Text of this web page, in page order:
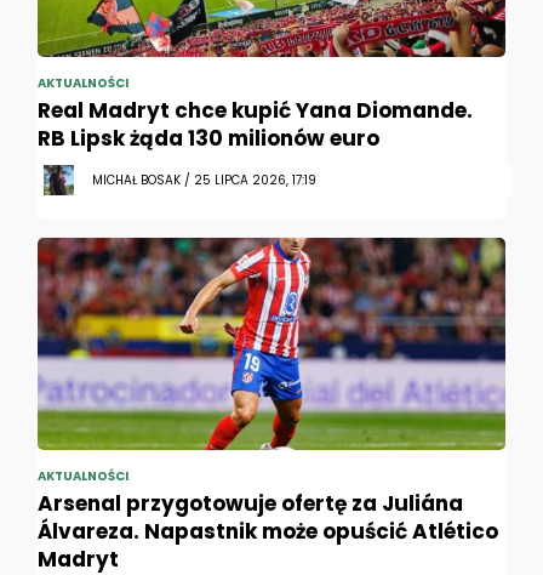
AKTUALNOŚCI
Real Madryt chce kupić Yana Diomande.
RB Lipsk żąda 130 milionów euro
MICHAŁ BOSAK / 25 LIPCA 2026, 17:19
AKTUALNOŚCI
Arsenal przygotowuje ofertę za Juliána
Álvareza. Napastnik może opuścić Atlético
Madryt